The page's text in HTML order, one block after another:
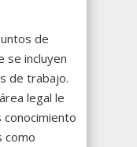
de
se incluyen
de trabajo.
legal le
como